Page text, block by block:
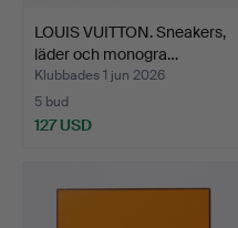
LOUIS VUITTON. Sneakers,
läder och monogra…
Klubbades 1 jun 2026
5 bud
127 USD